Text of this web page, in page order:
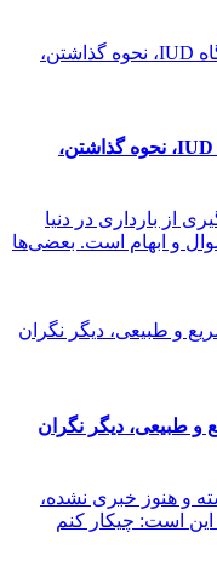
آی یو دی چیست؟ راهنمای کامل دستگاه IUD، نحوه گذاشتن،
از بارداری در دنیا
و ابهام است. بعضی‌ها
و طبیعی، دیگر نگران
و هنوز خبری نشده،
این است: چیکار کنم